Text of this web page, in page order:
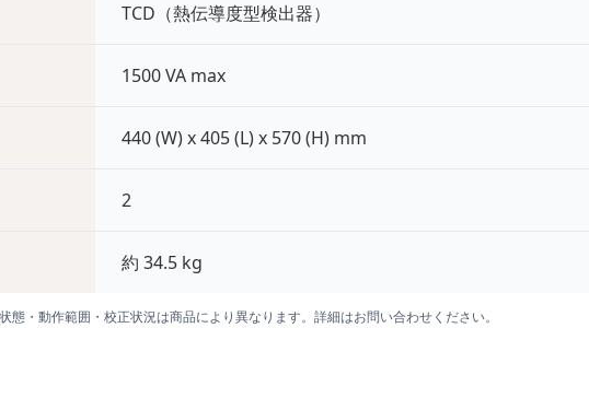
TCD（熱伝導度型検出器）
1500 VA max
440 (W) x 405 (L) x 570 (H) mm
2
約 34.5 kg
・動作範囲・校正状況は商品により異なります。詳細はお問い合わせください。